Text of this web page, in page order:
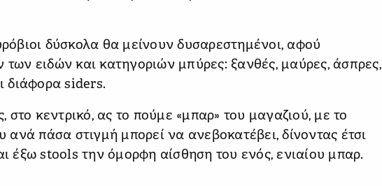
δύσκολα θα μείνουν δυσαρεστημένοι, αφού
ειδών και κατηγοριών μπύρες: ξανθές, μαύρες, άσπρες,
διάφορα siders.
στο κεντρικό, ας το πούμε «μπαρ» του μαγαζιού, με το
ανά πάσα στιγμή μπορεί να ανεβοκατέβει, δίνοντας έτσι
έξω stools την όμορφη αίσθηση του ενός, ενιαίου μπαρ.